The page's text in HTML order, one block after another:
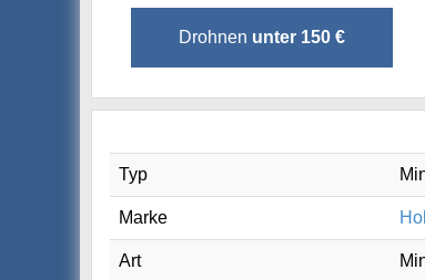
Drohnen unter 150 €
Typ
Marke
Art